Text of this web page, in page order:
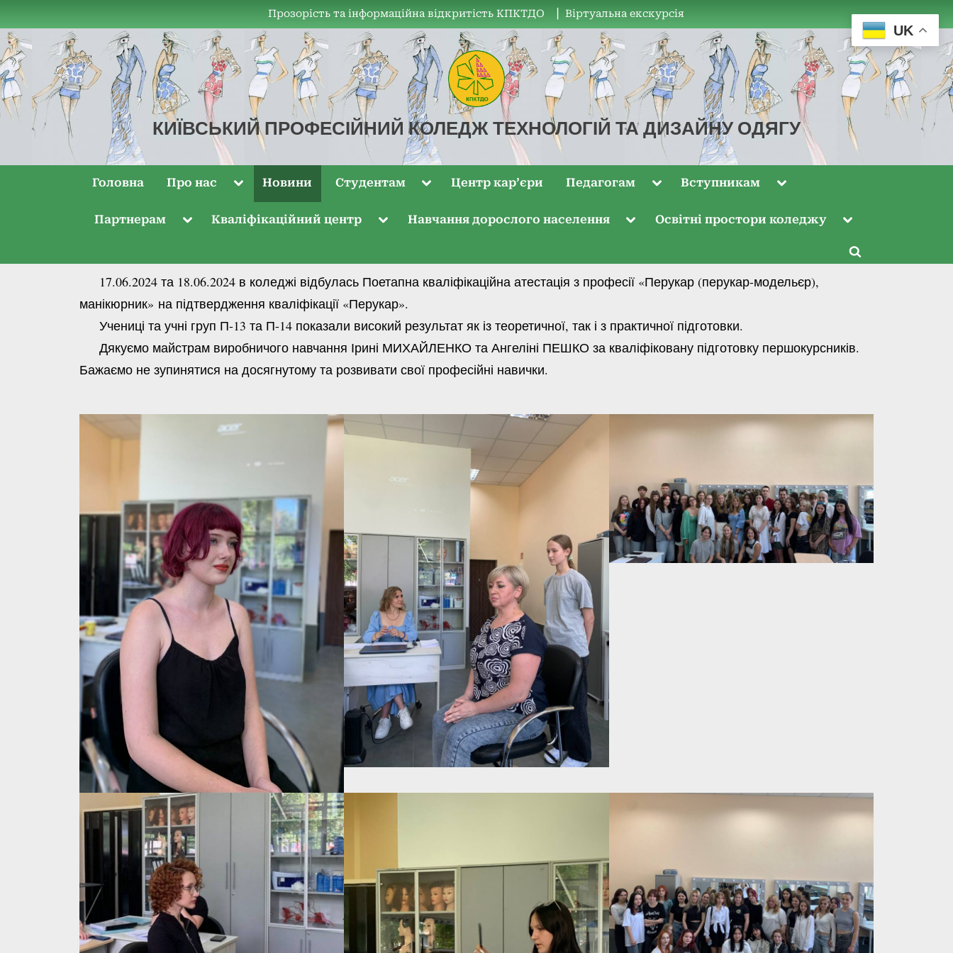
Прозорість та інформаційна відкритість КПКТДО ▏Віртуальна екскурсія
КИЇВСЬКИЙ ПРОФЕСІЙНИЙ КОЛЕДЖ ТЕХНОЛОГІЙ ТА ДИЗАЙНУ ОДЯГУ
Головна Про нас Новини Студентам Центр кар’єри Педагогам Вступникам
Партнерам Кваліфікаційний центр Навчання дорослого населення Освітні простори коледжу
17.06.2024 та 18.06.2024 в коледжі відбулась Поетапна кваліфікаційна атестація з професії «Перукар (перукар-модельєр),
манікюрник» на підтвердження кваліфікації «Перукар».
Учениці та учні груп П-13 та П-14 показали високий результат як із теоретичної, так і з практичної підготовки.
Дякуємо майстрам виробничого навчання Ірині МИХАЙЛЕНКО та Ангеліні ПЕШКО за кваліфіковану підготовку першокурсників.
Бажаємо не зупинятися на досягнутому та розвивати свої професійні навички.
UK